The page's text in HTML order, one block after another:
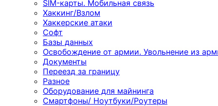
SIM-карты. Мобильная связь
Хаккинг/Взлом
Хаккерские атаки
Софт
Базы данных
Освобождение от армии. Увольнение из
Документы
Переезд за границу
Разное
Оборудование для майнинга
Смартфоны/ Ноутбуки/Роутеры